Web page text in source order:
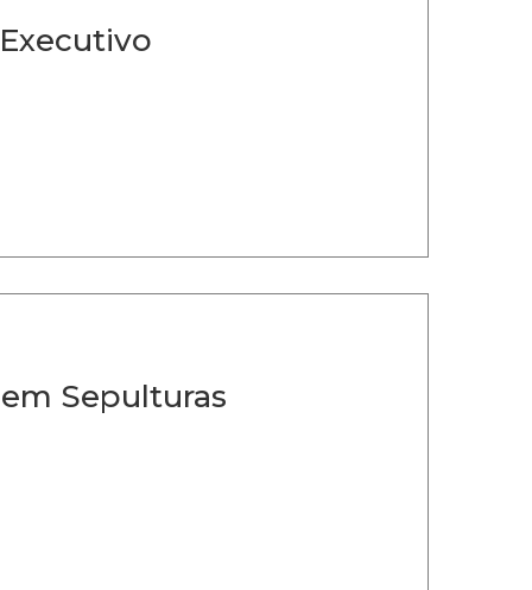
Sepulturas